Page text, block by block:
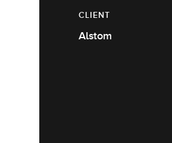
CLIENT
Alstom